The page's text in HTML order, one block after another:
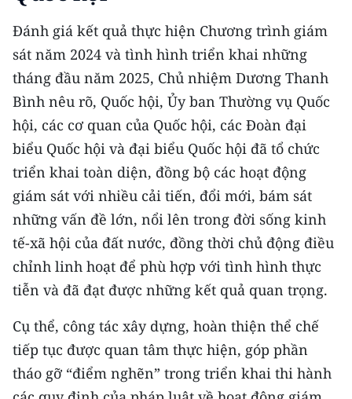
Đánh giá kết quả thực hiện Chương trình giám
sát năm 2024 và tình hình triển khai những
tháng đầu năm 2025, Chủ nhiệm Dương Thanh
Bình nêu rõ, Quốc hội, Ủy ban Thường vụ Quốc
hội, các cơ quan của Quốc hội, các Đoàn đại
biểu Quốc hội và đại biểu Quốc hội đã tổ chức
triển khai toàn diện, đồng bộ các hoạt động
giám sát với nhiều cải tiến, đổi mới, bám sát
những vấn đề lớn, nổi lên trong đời sống kinh
tế-xã hội của đất nước, đồng thời chủ động điều
chỉnh linh hoạt để phù hợp với tình hình thực
tiễn và đã đạt được những kết quả quan trọng.
Cụ thể, công tác xây dựng, hoàn thiện thể chế
tiếp tục được quan tâm thực hiện, góp phần
tháo gỡ “điểm nghẽn” trong triển khai thi hành